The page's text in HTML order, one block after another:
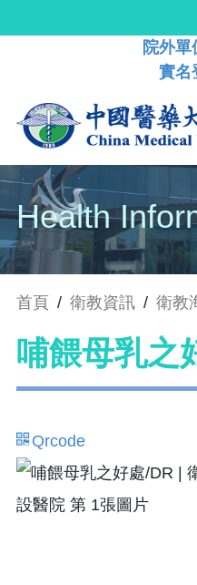
院外單
實名
Health
首頁 / 衛教資訊 / 衛教
哺餵母乳之
Qrcode